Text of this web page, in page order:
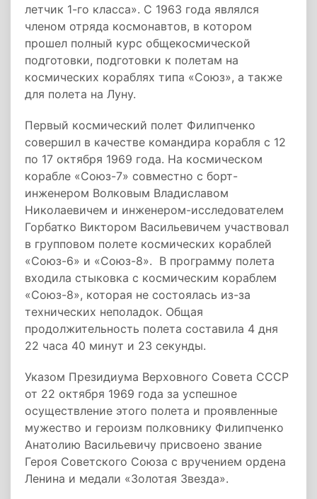
летчик 1-­го класса». С 1963 года ­являлся
членом отряда космонавтов, в котором
прошел полный курс общекосмической
подготовки, подготовки к полетам на
космических кораблях типа «Союз», а также
для полета на Луну.
Первый космический полет Филипченко
совершил в качестве командира корабля с 12
по 17 октября 1969 года. На космическом
корабле «Союз­-7» совместно с борт-
инженером Волковым Владиславом
Николаевичем и инженером­-исследователем
Горбатко Виктором Васильевичем участвовал
в групповом полете космических кораблей
«Союз­-6» и «Союз-8». В программу полета
входила стыковка с космическим кораблем
«Союз-8», которая не состоялась из-за
технических неполадок. Общая
продолжительность полета составила 4 дня
22 часа 40 минут и 23 секунды.
Указом Президиума Верховного Совета СССР
от 22 октября 1969 года за успешное
осуществление этого полета и проявленные
мужество и героизм полковнику Филипченко
Анатолию Васильевичу присвоено звание
Героя Советского Союза с вручением ордена
Ленина и медали «Золотая Звезда».